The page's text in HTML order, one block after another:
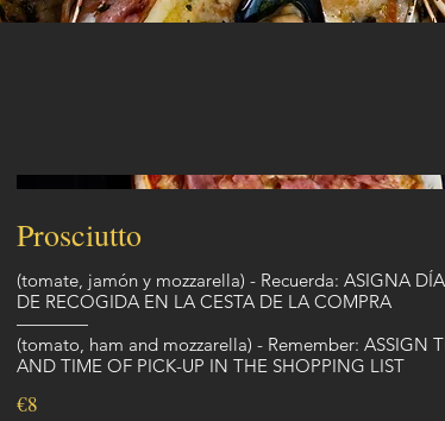
Prosciutto
(tomate, jamón y mozzarella) - Recuerda: ASIGNA
DE RECOGIDA EN LA CESTA DE LA COMPRA
————
(tomato, ham and mozzarella) - Remember: ASSIGN
€8